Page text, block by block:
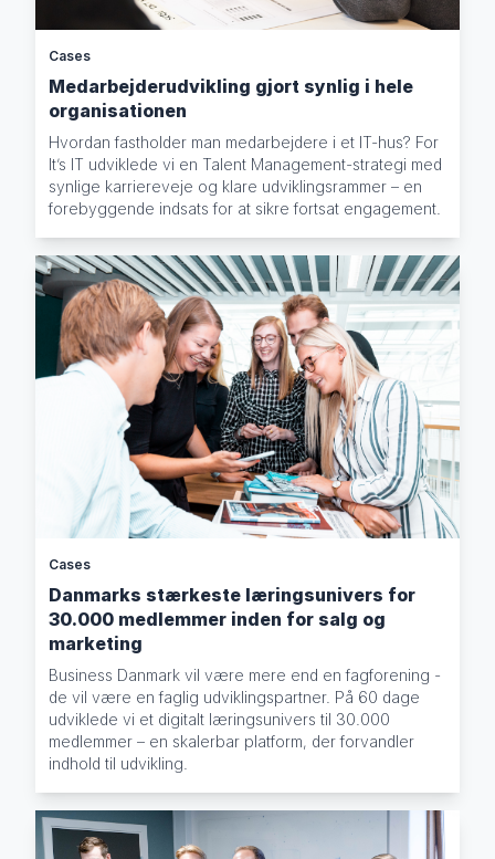
Cases
Medarbejderudvikling gjort synlig i hele
organisationen
Hvordan fastholder man medarbejdere i et IT-hus? For
It’s IT udviklede vi en Talent Management-strategi med
synlige karriereveje og klare udviklingsrammer – en
forebyggende indsats for at sikre fortsat engagement.
Cases
Danmarks stærkeste læringsunivers for
30.000 medlemmer inden for salg og
marketing
Business Danmark vil være mere end en fagforening -
de vil være en faglig udviklingspartner. På 60 dage
udviklede vi et digitalt læringsunivers til 30.000
medlemmer – en skalerbar platform, der forvandler
indhold til udvikling.